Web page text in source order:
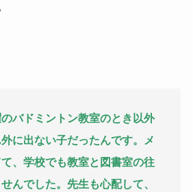
のバドミントン教室のとき以外
に出ない子だったんです。メ
、学校でも教室と図書室の往
んでした。先生も心配して、